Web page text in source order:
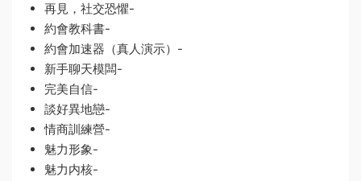
再見，社交恐懼-
約會教科書-
約會加速器（真人演示）-
新手聊天模闆-
完美自信-
談好異地戀-
情商訓練營-
魅力形象-
魅力内核-